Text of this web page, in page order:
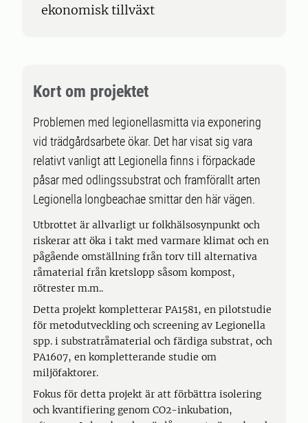
ekonomisk tillväxt
Kort om projektet
Problemen med legionellasmitta via exponering
vid trädgårdsarbete ökar. Det har visat sig vara
relativt vanligt att Legionella finns i förpackade
påsar med odlingssubstrat och framförallt arten
Legionella longbeachae smittar den här vägen.
Utbrottet är allvarligt ur folkhälsosynpunkt och
riskerar att öka i takt med varmare klimat och en
pågående omställning från torv till alternativa
råmaterial från kretslopp såsom kompost,
rötrester m.m..
Detta projekt kompletterar PA1581, en pilotstudie
för metodutveckling och screening av Legionella
spp. i substratråmaterial och färdiga substrat, och
PA1607, en kompletterande studie om
miljöfaktorer.
Fokus för detta projekt är att förbättra isolering
och kvantifiering genom CO2-inkubation,